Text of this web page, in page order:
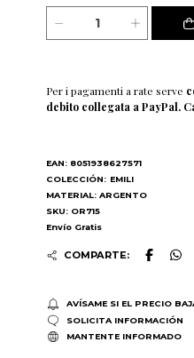
Per i pagamenti a rate serve
debito collegata a PayPal.
EAN: 8051938627571
COLECCIÓN: EMILI
MATERIAL: ARGENTO
SKU: OR715
Envío Gratis
COMPARTE:
AVÍSAME SI EL PRECIO
SOLICITA INFORMACIÓN
MANTENTE INFORMADO